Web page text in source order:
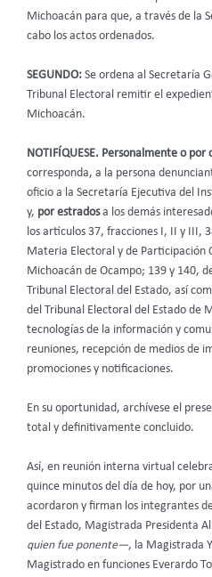
Michoacán para que, a través de la
cabo los actos ordenados.
SEGUNDO: Se ordena al Secretaría
Tribunal Electoral remitir el
Michoacán.
NOTIFÍQUESE. Personalmente o
corresponda, a la persona
oficio a la Secretaría Ejecutiva del
y, por estradosa los demás
los artículos 37, fracciones I, II y III,
Materia Electoral y de Participación
Michoacán de Ocampo; 139 y 140,
Tribunal Electoral del Estado, así
del Tribunal Electoral del Estado de
tecnologías de la información y
reuniones, recepción de medios de
promociones y notificaciones.
En su oportunidad, archívese el
total y definitivamente concluido.
Así, en reunión interna virtual
quince minutos del día de hoy, por
acordaron y firman los integrantes
del Estado, Magistrada Presidenta
quien fue ponente—, la Magistrada
Magistrado en funciones Everardo